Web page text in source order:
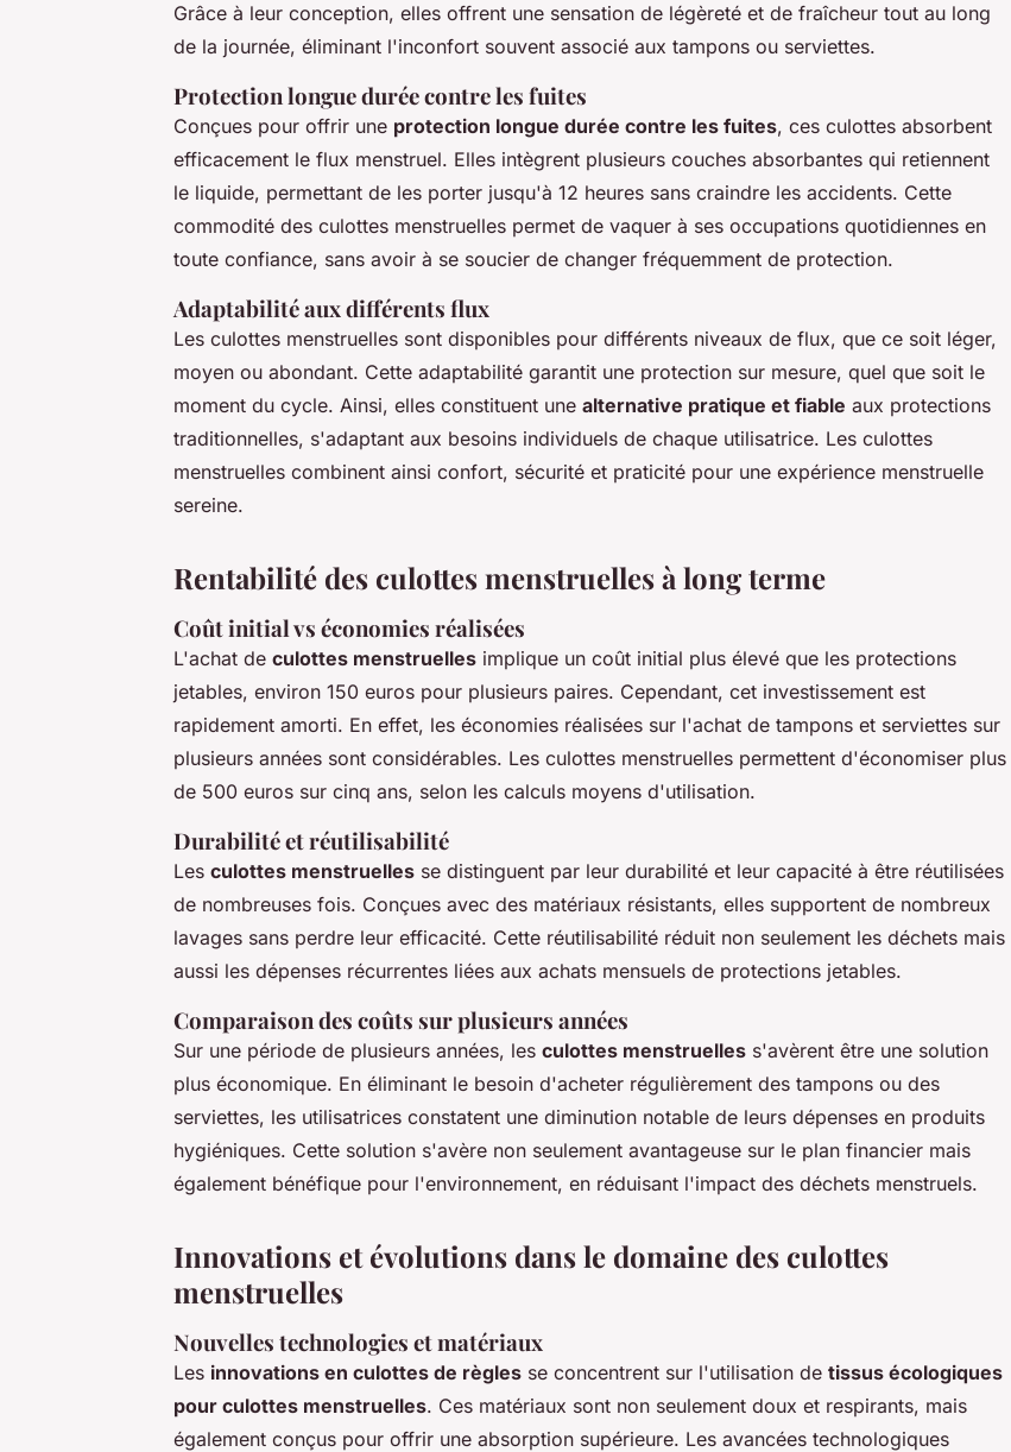
Grâce à leur conception, elles offrent une sensation de légèreté et de fraîcheur tout au long
de la journée, éliminant l'inconfort souvent associé aux tampons ou serviettes.
Protection longue durée contre les fuites
Conçues pour offrir une protection longue durée contre les fuites, ces culottes absorbent
efficacement le flux menstruel. Elles intègrent plusieurs couches absorbantes qui retiennent
le liquide, permettant de les porter jusqu'à 12 heures sans craindre les accidents. Cette
commodité des culottes menstruelles permet de vaquer à ses occupations quotidiennes en
toute confiance, sans avoir à se soucier de changer fréquemment de protection.
Adaptabilité aux différents flux
Les culottes menstruelles sont disponibles pour différents niveaux de flux, que ce soit léger,
moyen ou abondant. Cette adaptabilité garantit une protection sur mesure, quel que soit le
moment du cycle. Ainsi, elles constituent une alternative pratique et fiable aux protections
traditionnelles, s'adaptant aux besoins individuels de chaque utilisatrice. Les culottes
menstruelles combinent ainsi confort, sécurité et praticité pour une expérience menstruelle
sereine.
Rentabilité des culottes menstruelles à long terme
Coût initial vs économies réalisées
L'achat de culottes menstruelles implique un coût initial plus élevé que les protections
jetables, environ 150 euros pour plusieurs paires. Cependant, cet investissement est
rapidement amorti. En effet, les économies réalisées sur l'achat de tampons et serviettes sur
plusieurs années sont considérables. Les culottes menstruelles permettent d'économiser plus
de 500 euros sur cinq ans, selon les calculs moyens d'utilisation.
Durabilité et réutilisabilité
Les culottes menstruelles se distinguent par leur durabilité et leur capacité à être réutilisées
de nombreuses fois. Conçues avec des matériaux résistants, elles supportent de nombreux
lavages sans perdre leur efficacité. Cette réutilisabilité réduit non seulement les déchets mais
aussi les dépenses récurrentes liées aux achats mensuels de protections jetables.
Comparaison des coûts sur plusieurs années
Sur une période de plusieurs années, les culottes menstruelles s'avèrent être une solution
plus économique. En éliminant le besoin d'acheter régulièrement des tampons ou des
serviettes, les utilisatrices constatent une diminution notable de leurs dépenses en produits
hygiéniques. Cette solution s'avère non seulement avantageuse sur le plan financier mais
également bénéfique pour l'environnement, en réduisant l'impact des déchets menstruels.
Innovations et évolutions dans le domaine des culottes
menstruelles
Nouvelles technologies et matériaux
Les innovations en culottes de règles se concentrent sur l'utilisation de tissus écologiques
pour culottes menstruelles. Ces matériaux sont non seulement doux et respirants, mais
également conçus pour offrir une absorption supérieure. Les avancées technologiques